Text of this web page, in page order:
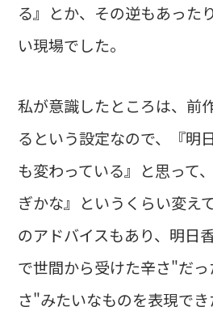
る』とか、その逆もあった
い現場でした。
私が意識したところは、前
るという設定なので、『明
も変わっている』と思って
ぎかな』というくらい変え
のアドバイスもあり、明日
で世間から受けた辛さ"だ
さ"みたいなものを表現で